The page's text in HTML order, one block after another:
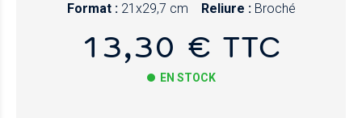
Format : 21x29,7 cm Reliure : Broché
13,30 € TTC
EN STOCK